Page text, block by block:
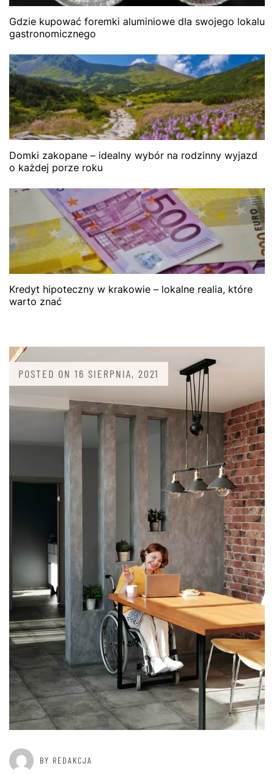
Gdzie kupować foremki aluminiowe dla swojego lokalu
gastronomicznego
Domki zakopane – idealny wybór na rodzinny wyjazd
o każdej porze roku
Kredyt hipoteczny w krakowie – lokalne realia, które
warto znać
POSTED ON 16 SIERPNIA, 2021
BY REDAKCJA